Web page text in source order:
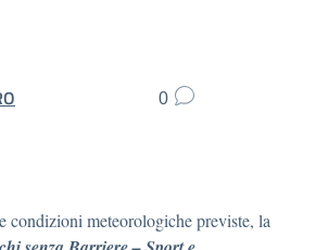
0
condizioni meteorologiche previste, la